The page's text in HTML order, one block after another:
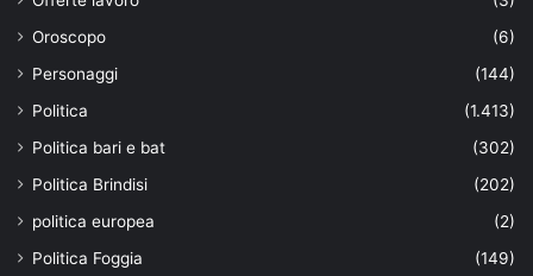
Oroscopo
(6)
Personaggi
(144)
Politica
(1.413)
Politica bari e bat
(302)
Politica Brindisi
(202)
politica europea
(2)
Politica Foggia
(149)